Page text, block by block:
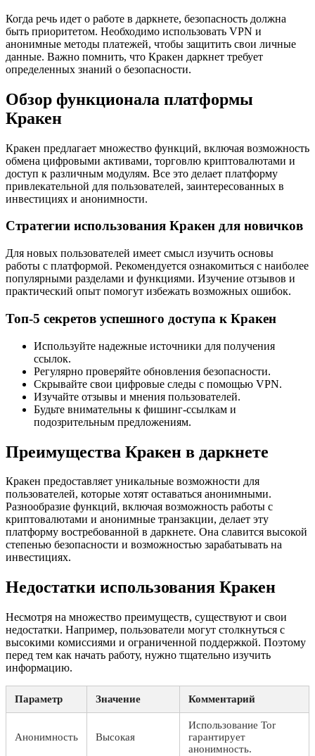
Когда речь идет о работе в даркнете, безопасность должна
быть приоритетом. Необходимо использовать VPN и
анонимные методы платежей, чтобы защитить свои личные
данные. Важно помнить, что Кракен даркнет требует
определенных знаний о безопасности.
Обзор функционала платформы
Кракен
Кракен предлагает множество функций, включая возможность
обмена цифровыми активами, торговлю криптовалютами и
доступ к различным модулям. Все это делает платформу
привлекательной для пользователей, заинтересованных в
инвестициях и анонимности.
Стратегии использования Кракен для новичков
Для новых пользователей имеет смысл изучить основы
работы с платформой. Рекомендуется ознакомиться с наиболее
популярными разделами и функциями. Изучение отзывов и
практический опыт помогут избежать возможных ошибок.
Топ-5 секретов успешного доступа к Кракен
Используйте надежные источники для получения
ссылок.
Регулярно проверяйте обновления безопасности.
Скрывайте свои цифровые следы с помощью VPN.
Изучайте отзывы и мнения пользователей.
Будьте внимательны к фишинг-ссылкам и
подозрительным предложениям.
Преимущества Кракен в даркнете
Кракен предоставляет уникальные возможности для
пользователей, которые хотят оставаться анонимными.
Разнообразие функций, включая возможность работы с
криптовалютами и анонимные транзакции, делает эту
платформу востребованной в даркнете. Она славится высокой
степенью безопасности и возможностью зарабатывать на
инвестициях.
Недостатки использования Кракен
Несмотря на множество преимуществ, существуют и свои
недостатки. Например, пользователи могут столкнуться с
высокими комиссиями и ограниченной поддержкой. Поэтому
перед тем как начать работу, нужно тщательно изучить
информацию.
Параметр Значение Комментарий
Анонимность Высокая
Использование Tor
гарантирует
анонимность.